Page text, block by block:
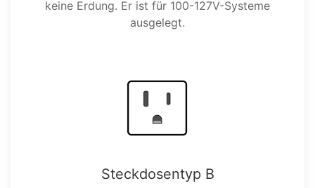
keine Erdung. Er ist für 100-127V-Systeme
ausgelegt.
Steckdosentyp B